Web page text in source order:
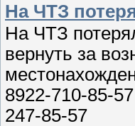
На ЧТЗ
На ЧТЗ
вернуть за
8922-710-85-57
247-85-57